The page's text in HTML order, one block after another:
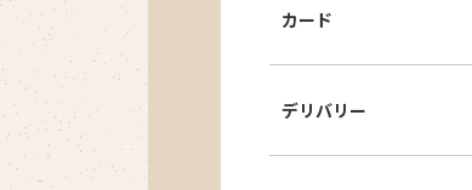
カード
デリバリー